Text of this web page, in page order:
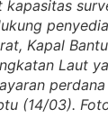
kapasitas
Kapal
Laut
(14/03).